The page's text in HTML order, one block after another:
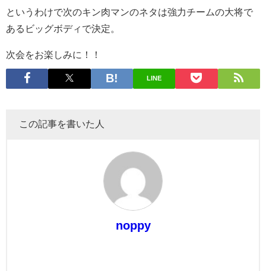
というわけで次のキン肉マンのネタは強力チームの大将で
あるビッグボディで決定。
次会をお楽しみに！！
LINE
この記事を書いた人
noppy